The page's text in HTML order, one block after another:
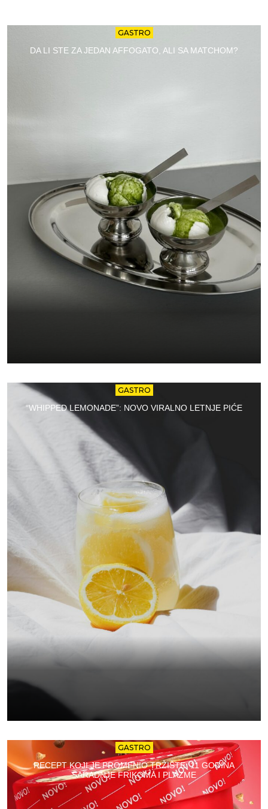
GASTRO
DA LI STE ZA JEDAN AFFOGATO, ALI SA MATCHOM?
GASTRO
“WHIPPED LEMONADE”: NOVO VIRALNO LETNJE PIĆE
GASTRO
RECEPT KOJI JE PROMENIO TRŽIŠTE: 11 GODINA
SARADNJE FRIKOMA I PLAZME